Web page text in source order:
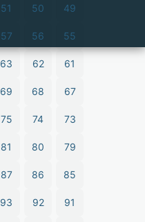
49
50
51
55
56
57
61
62
63
67
68
69
73
74
75
79
80
81
85
86
87
91
92
93